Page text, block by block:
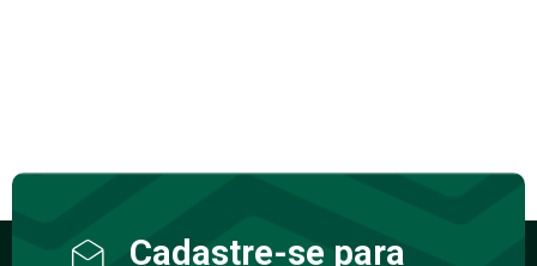
Cadastre-se para